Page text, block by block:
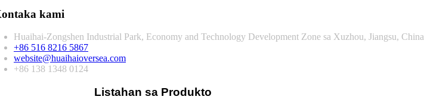
kami
Huaihai-Zongshen Industrial Park, Economy and Technology Development Zone sa Xuzhou, Jiangsu, China
+86 516 8216 5867
website@huaihaioversea.com
+86 138 1348 0124
Listahan sa Produkto